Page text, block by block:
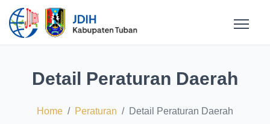
Detail Peraturan Daerah
Home Peraturan Detail Peraturan Daerah